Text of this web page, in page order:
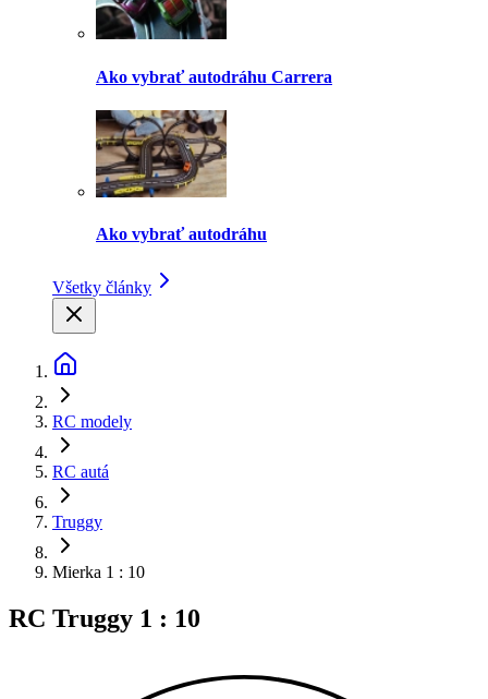
Ako vybrať autodráhu Carrera
Ako vybrať autodráhu
Všetky články
RC modely
RC autá
Truggy
Mierka 1 : 10
RC Truggy 1 : 10